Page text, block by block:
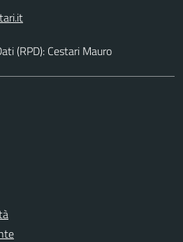
(RPD): Cestari Mauro